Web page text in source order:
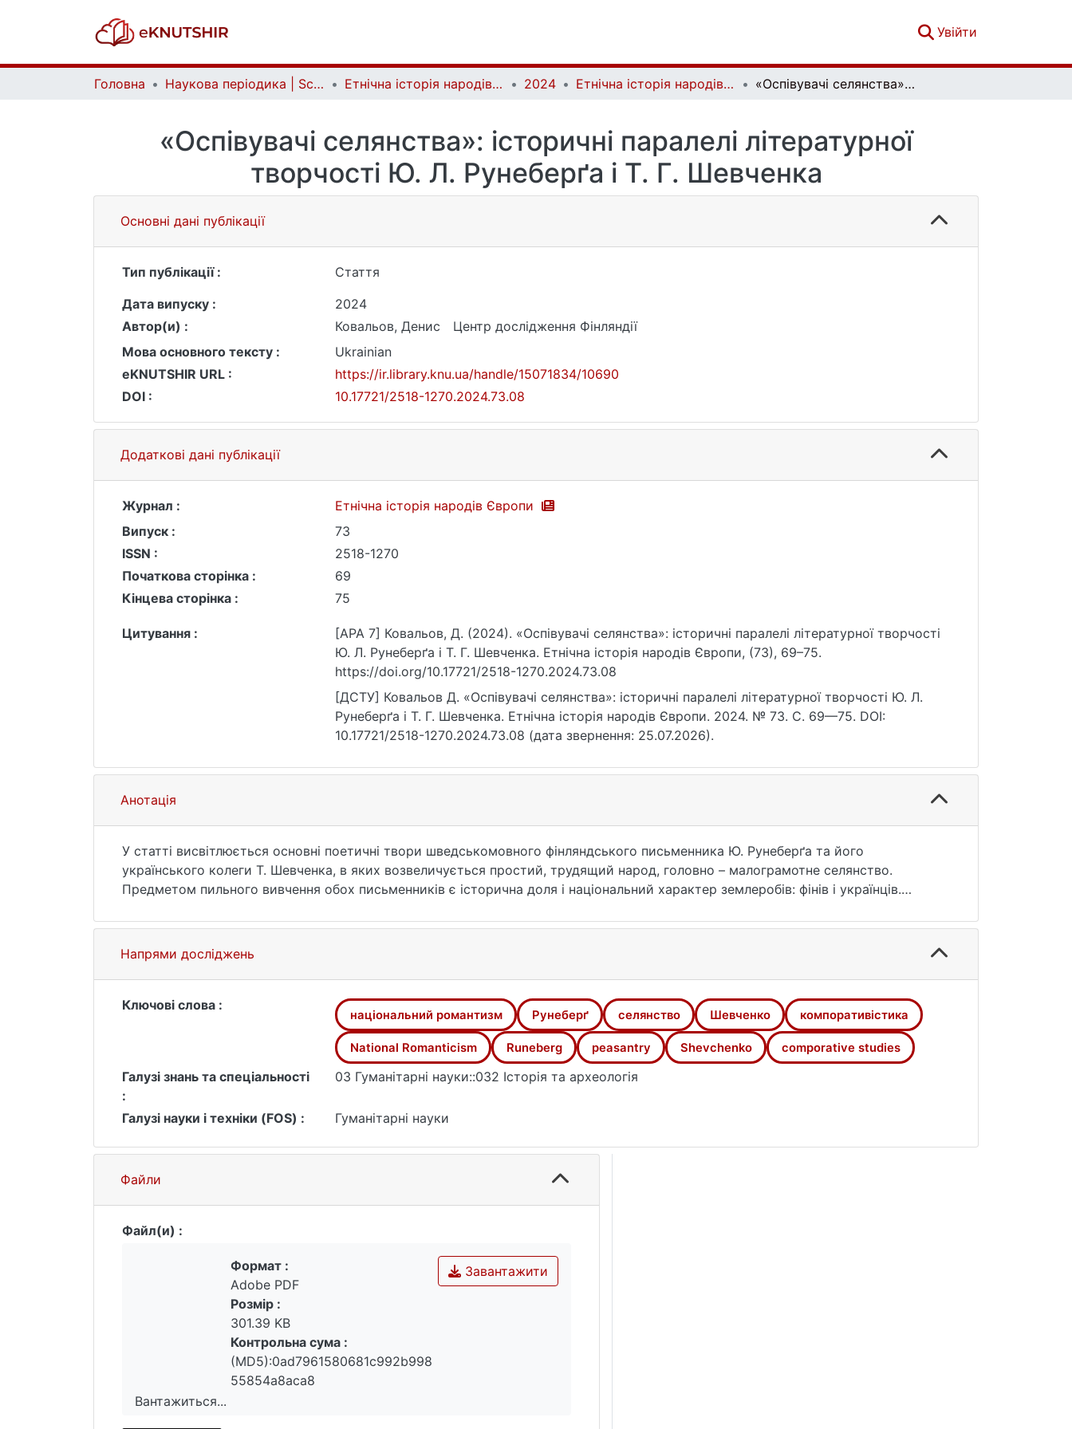
Увійти
Головна Наукова періодика | Scientific periodicals Етнічна історія народів Європи | Ethnic History of European Nations 2024 Етнічна історія народів Європи. Випуск 73 «Оспівувачі селянства»: історичні паралелі літературної творчості Ю. Л. Рунеберґа і Т. Г. Шевченка
«Оспівувачі селянства»: історичні паралелі літературної
творчості Ю. Л. Рунеберґа і Т. Г. Шевченка
Основні дані публікації
Тип публікації :
Стаття
Дата випуску :
2024
Автор(и) :
Ковальов, Денис
Центр дослідження Фінляндії
Мова основного тексту :
Ukrainian
eKNUTSHIR URL :
https://ir.library.knu.ua/handle/15071834/10690
DOI :
10.17721/2518-1270.2024.73.08
Додаткові дані публікації
Журнал :
Етнічна історія народів Європи
Випуск :
73
ISSN :
2518-1270
Початкова сторінка :
69
Кінцева сторінка :
75
Цитування :
[APA 7] Ковальов, Д. (2024). «Оспівувачі селянства»: історичні паралелі літературної творчості
Ю. Л. Рунеберґа і Т. Г. Шевченка. Етнічна історія народів Європи, (73), 69–75.
https://doi.org/10.17721/2518-1270.2024.73.08
[ДСТУ] Ковальов Д. «Оспівувачі селянства»: історичні паралелі літературної творчості Ю. Л.
Рунеберґа і Т. Г. Шевченка. Етнічна історія народів Європи. 2024. № 73. С. 69—75. DOI:
10.17721/2518-1270.2024.73.08 (дата звернення: 25.07.2026).
Анотація
У статті висвітлюється основні поетичні твори шведськомовного фінляндського письменника Ю. Рунеберґа та його
українського колеги Т. Шевченка, в яких возвеличується простий, трудящий народ, головно – малограмотне селянство.
Предметом пильного вивчення обох письменників є історична доля і національний характер землеробів: фінів і українців.
Західної та Центральної Європи.
Напрями досліджень
Ключові слова :
національний романтизм Рунеберґ селянство Шевченко компоративістика
National Romanticism Runeberg peasantry Shevchenko comporative studies
Галузі знань та спеціальності
:
03 Гуманітарні науки::032 Історія та археологія
Галузі науки і техніки (FOS) : Гуманітарні науки
Файли
Файл(и) :
Вантажиться...
Завантажити
Формат :
Adobe PDF
Розмір :
301.39 KB
Контрольна сума :
(MD5):0ad7961580681c992b998
55854a8aca8